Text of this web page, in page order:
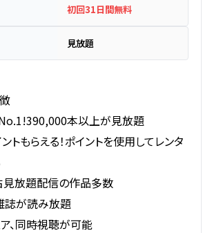
初回31日間無料
見放題
本以上が見放題
トもらえる！ポイントを使用してレンタ
見放題配信の作品多数
誌が読み放題
、同時視聴が可能